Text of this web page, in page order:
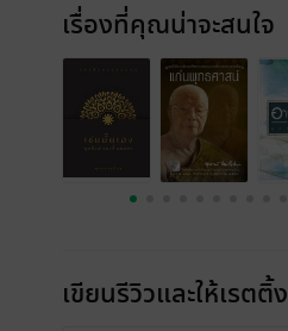
เรื่องที่คุณน่าจะสนใจ
เขียนรีวิวและให้เรตติ้ง